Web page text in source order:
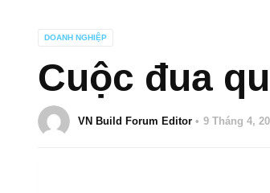
DOANH NGHIỆP
Cuộc đua
VN Build Forum Editor 9 Tháng 4,